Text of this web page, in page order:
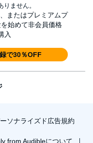
りません。
またはプレミアムプ
始めて非会員価格
入
で30％OFF
ソナライズド広告規約
from Audibleについて